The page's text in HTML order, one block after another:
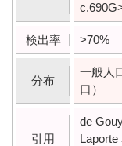
検出率 >70%
分布
一般人
口）
引用
de
Laporte